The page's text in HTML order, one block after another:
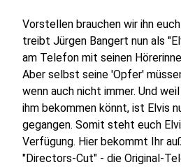
Vorstellen brauchen wir ihn
treibt Jürgen Bangert nun als
am Telefon mit seinen
Aber selbst seine 'Opfer'
wenn auch nicht immer. Und
ihm bekommen könnt, ist Elvis
gegangen. Somit steht euch
Verfügung. Hier bekommt Ihr
"Directors-Cut" - die Original-